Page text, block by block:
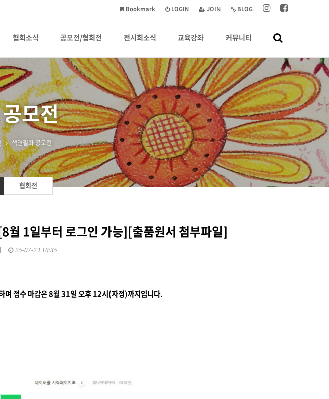
BLOG
JOIN
LOGIN
Bookmark
협회소식 공모전/협회전 전시회소식 교육강좌 커뮤니티
모전
색연필화 공모전
협회전
월 1일부터 로그인 가능][출품원서 첨부파일]
25-07-23 16:35
며 접수 마감은 8월 31일 오후 12시(자정)까지입니다.